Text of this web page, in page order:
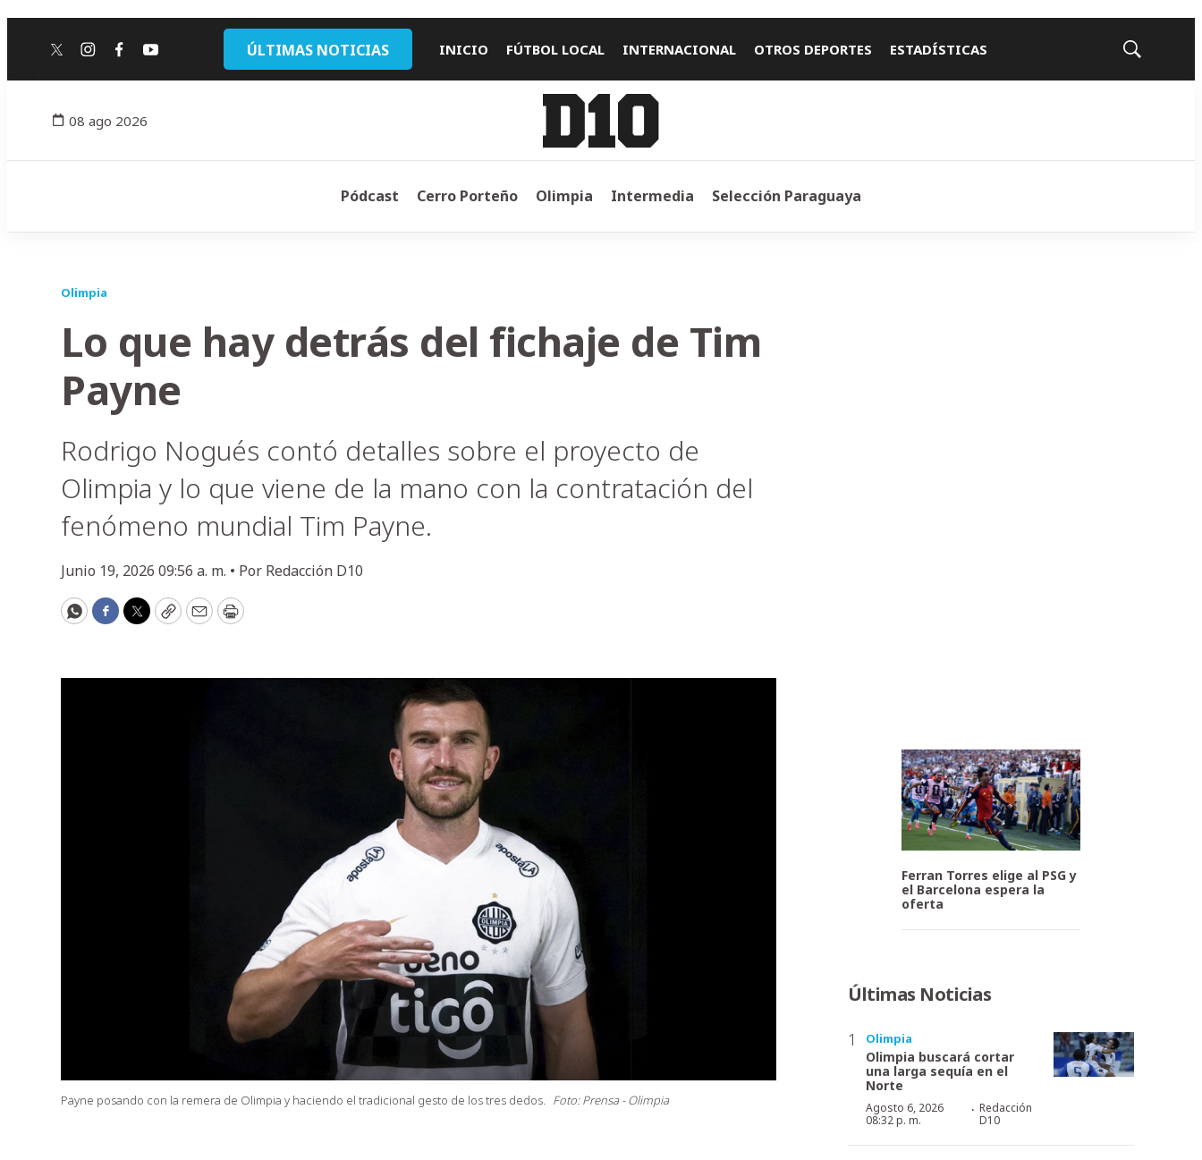
twitterinstagram
facebook
youtube ÚLTIMAS NOTICIAS INICIO FÚTBOL LOCAL INTERNACIONAL OTROS DEPORTES ESTADÍSTICAS
Mostrar
08 ago 2026
Pódcast Cerro Porteño Olimpia Intermedia Selección Paraguaya
Olimpia
Lo que hay detrás del fichaje de Tim
Payne
Rodrigo Nogués contó detalles sobre el proyecto de
Olimpia y lo que viene de la mano con la contratación del
fenómeno mundial Tim Payne.
Junio 19, 2026 09:56 a. m. • Por Redacción D10
WhatsApp
Facebook
Twitter
CopyEmailPrint
Payne posando con la remera de Olimpia y haciendo el tradicional gesto de los tres dedos. Foto: Prensa - Olimpia
Ferran Torres elige al PSG y
el Barcelona espera la
oferta
Últimas Noticias
Olimpia
Olimpia buscará cortar
una larga sequía en el
Norte
Agosto 6, 2026
08:32 p. m.
· Redacción
D10